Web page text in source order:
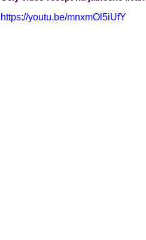
https://youtu.be/mnxmOl5iUfY